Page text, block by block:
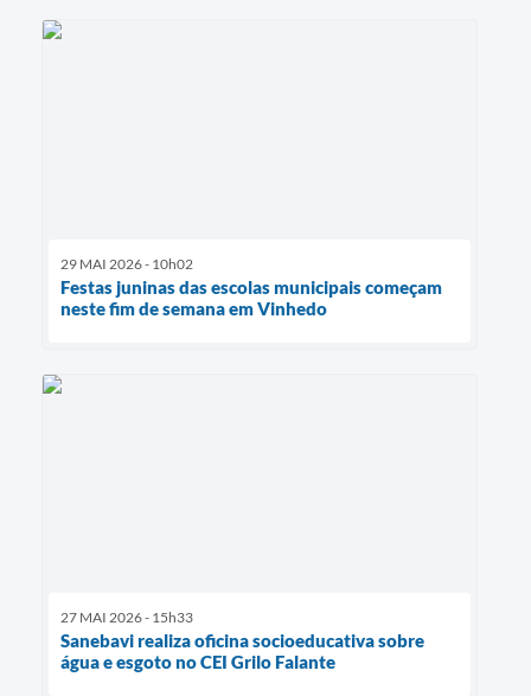
29 MAI 2026 - 10h02
Festas juninas das escolas municipais começam
neste fim de semana em Vinhedo
27 MAI 2026 - 15h33
Sanebavi realiza oficina socioeducativa sobre
água e esgoto no CEI Grilo Falante